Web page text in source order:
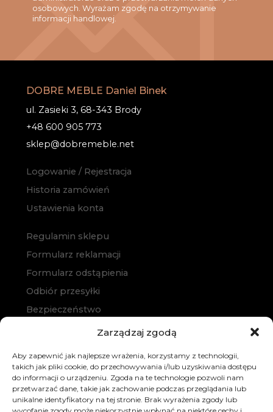
Zarządzaj zgodą
Aby zapewnić jak najlepsze wrażenia, korzystamy z technologii,
takich jak pliki cookie, do przechowywania i/lub uzyskiwania dostępu
do informacji o urządzeniu. Zgoda na te technologie pozwoli nam
przetwarzać dane, takie jak zachowanie podczas przeglądania lub
unikalne identyfikatory na tej stronie. Brak wyrażenia zgody lub
osobowych. Wyrażam zgodę na otrzymywanie
informacji handlowej.
DOBRE MEBLE Daniel Binek
ul. Zasieki 3, 68-343 Brody
+48 600 905 773
sklep@dobremeble.net
Logowanie / Rejestracja
Historia zamówień
Ustawienia konta
Regulamin sklepu
Formularz reklamacji
Formularz odstąpienia
Odbiór przesyłki
Bezpieczeństwo
Polityka prywatności
Zakup na raty
Kontakt